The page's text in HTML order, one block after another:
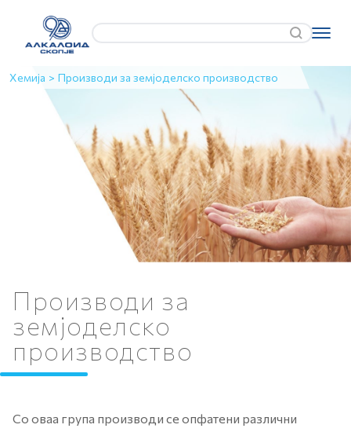
Хемија > Производи за земјоделско производство
Производи за
земјоделско
производство
Со оваа група производи се опфатени различни